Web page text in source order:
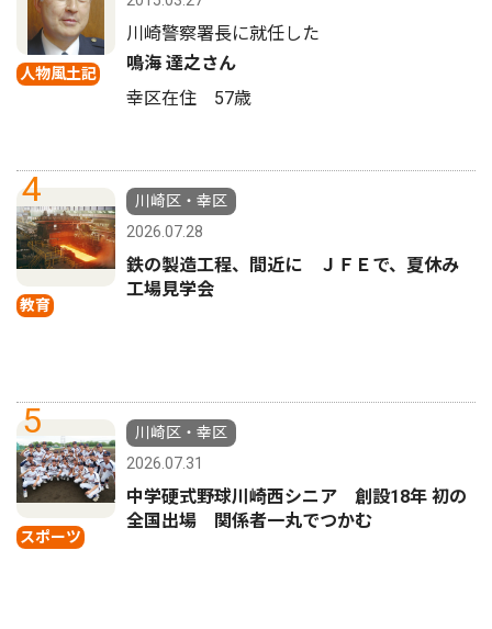
人物風土記
川崎警察署長に就任した
鳴海 達之さん
幸区在住 57歳
4
教育
川崎区・幸区
2026.07.28
鉄の製造工程、間近に ＪＦＥで、夏休み
工場見学会
5
スポーツ
川崎区・幸区
2026.07.31
中学硬式野球川崎西シニア 創設18年 初の
全国出場 関係者一丸でつかむ